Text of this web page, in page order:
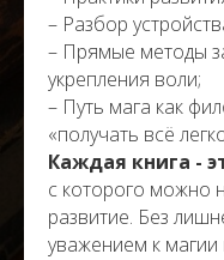
– Разбор
– Прямые методы
укрепления воли;
– Путь мага как
«получать всё
Каждая книга -
с которого можно
развитие. Без
уважением к магии